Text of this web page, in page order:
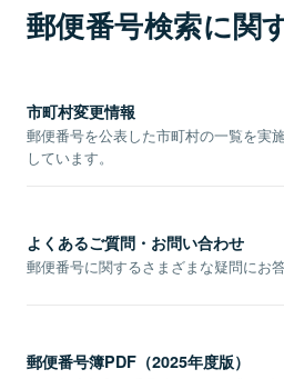
郵便番号検索に関
市町村変更情報
郵便番号を公表した市町村の一覧を実
しています。
よくあるご質問・お問い合わせ
郵便番号に関するさまざまな疑問にお答
郵便番号簿PDF（2025年度版）